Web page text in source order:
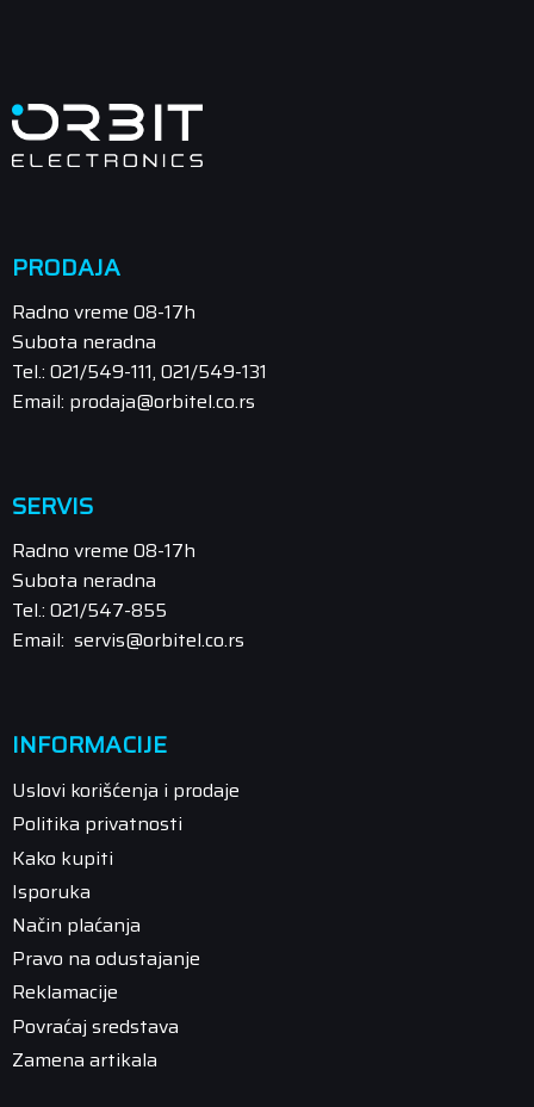
PRODAJA
Radno vreme 08-17h
Subota neradna
Tel.: 021/549-111, 021/549-131
Email: prodaja@orbitel.co.rs
SERVIS
Radno vreme 08-17h
Subota neradna
Tel.: 021/547-855
Email: servis@orbitel.co.rs
INFORMACIJE
Uslovi korišćenja i prodaje
Politika privatnosti
Kako kupiti
Isporuka
Način plaćanja
Pravo na odustajanje
Reklamacije
Povraćaj sredstava
Zamena artikala